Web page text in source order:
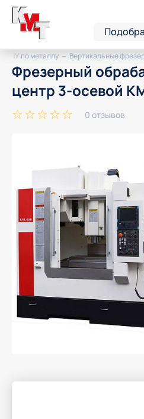
ЧПУ по металлу Вертикальные
Фрезерный
центр 3-осевой
0 отзывов